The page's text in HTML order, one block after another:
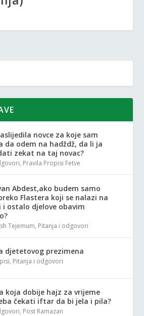
novce za koje sam
da odem na hadždž, da li ja
zekat na taj novac?
, Pravila Propisi Fetve
Abdest,ako budem samo
Flastera koji se nalazi na
i ostalo djelove obavim
Tejemum, Pitanja i odgovori
djetetovog prezimena
, Pitanja i odgovori
koja dobije hajz za vrijeme
čekati iftar da bi jela i pila?
, Post Ramazan